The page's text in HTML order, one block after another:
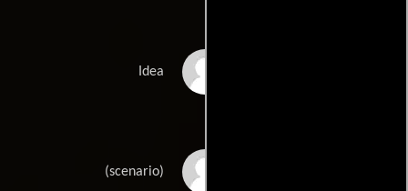
Idea
(scenario)